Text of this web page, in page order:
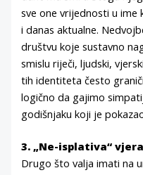
sve one vrijednosti u ime
i danas aktualne.
društvu koje sustavno
smislu riječi, ljudski,
tih identiteta često
logično da gajimo
godišnjaku koji je
3. „Ne-isplativa“
Drugo što valja imati na